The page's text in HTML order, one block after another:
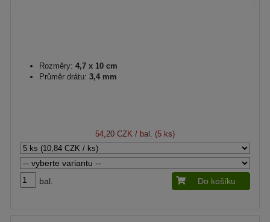
Rozměry: 4,7 x 10 cm
Průměr drátu: 3,4 mm
54,20 CZK / bal. (5 ks)
bal. Do košíku